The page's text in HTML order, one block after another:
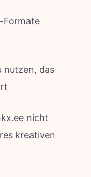
Formate
nutzen, das
nicht
kreativen